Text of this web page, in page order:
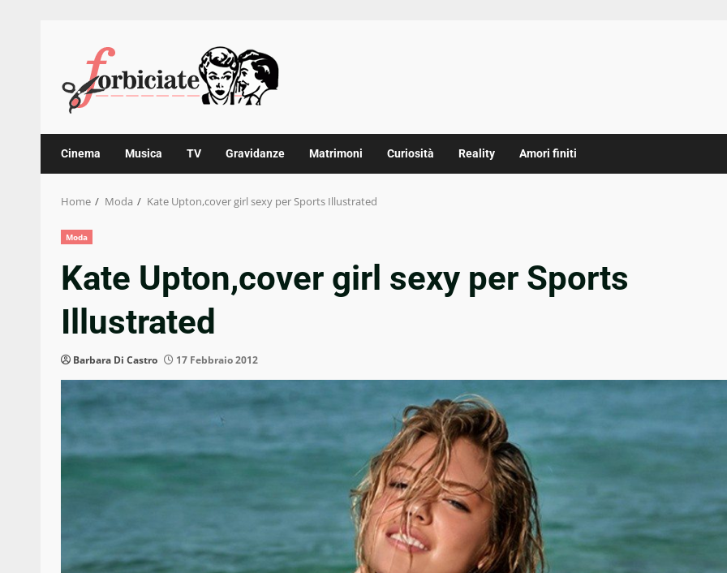
content
Cinema Musica TV Gravidanze Matrimoni Curiosità Reality Amori finiti
Home Moda Kate Upton,cover girl sexy per Sports Illustrated
Moda
Kate Upton,cover girl sexy per Sports
Illustrated
Barbara Di Castro 17 Febbraio 2012